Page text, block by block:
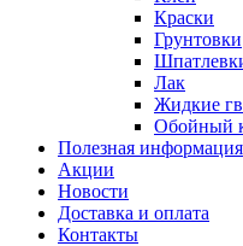
Краски
Грунтовки
Лак
Жидкие
Обойный
Полезная информация
Акции
Новости
Доставка и оплата
Контакты